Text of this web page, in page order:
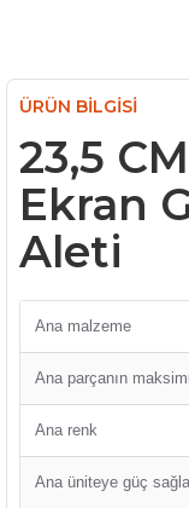
ÜRÜN BILGISI
23,5
Ekran
Aleti
Ana malzeme
Ana parçanın
Ana renk
Ana üniteye güç